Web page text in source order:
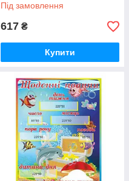
Під замовлення
617 ₴
Купити